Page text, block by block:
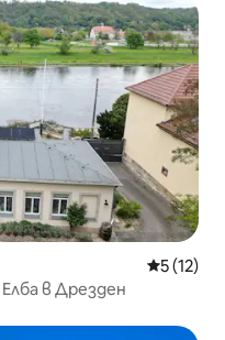
Средна
5 (12)
в Дрезден